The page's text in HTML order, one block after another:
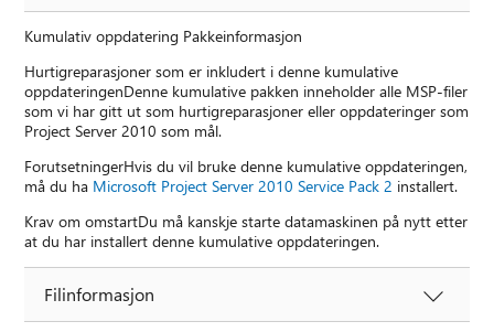
Kumulativ oppdatering Pakkeinformasjon
Hurtigreparasjoner som er inkludert i denne kumulative
oppdateringenDenne kumulative pakken inneholder alle MSP-filer
som vi har gitt ut som hurtigreparasjoner eller oppdateringer som
Project Server 2010 som mål.
ForutsetningerHvis du vil bruke denne kumulative oppdateringen,
må du ha Microsoft Project Server 2010 Service Pack 2 installert.
Krav om omstartDu må kanskje starte datamaskinen på nytt etter
at du har installert denne kumulative oppdateringen.
Filinformasjon